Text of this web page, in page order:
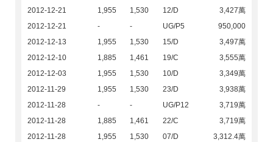
2012-12-21
1,955 1,530 12/D
3,427萬
2012-12-21
- - UG/P5
950,000
2012-12-13
1,955 1,530 15/D
3,497萬
2012-12-10
1,885 1,461 19/C
3,555萬
2012-12-03
1,955 1,530 10/D
3,349萬
2012-11-29
1,955 1,530 23/D
3,938萬
2012-11-28
- - UG/P12
3,719萬
2012-11-28
1,885 1,461 22/C
3,719萬
2012-11-28
1,955 1,530 07/D
3,312.4萬